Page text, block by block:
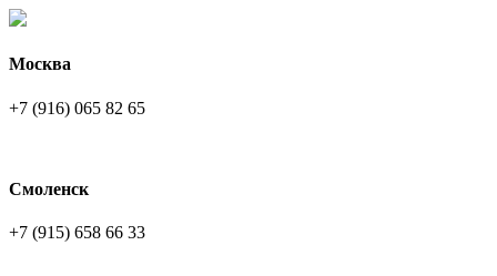
Москва
+7 (916) 065 82 65
Смоленск
+7 (915) 658 66 33